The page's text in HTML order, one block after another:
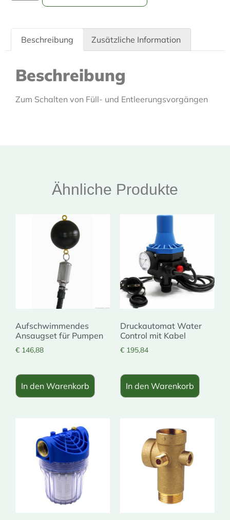
Beschreibung Zusätzliche Information
Beschreibung
Zum Schalten von Füll- und Entleerungsvorgängen
Ähnliche Produkte
Aufschwimmendes
Ansaugset für Pumpen
€ 146,88
In den Warenkorb
Druckautomat Water
Control mit Kabel
€ 195,84
In den Warenkorb